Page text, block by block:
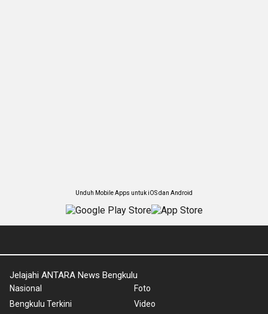
Unduh Mobile Apps untuk iOS dan Android
Jelajahi ANTARA News Bengkulu
Nasional
Bengkulu Terkini
Foto
Video